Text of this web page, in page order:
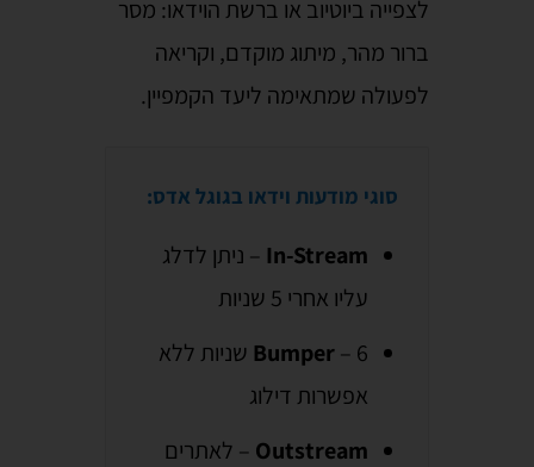
לצפייה ביוטיוב או ברשת הוידאו: מסר
ברור מהר, מיתוג מוקדם, וקריאה
לפעולה שמתאימה ליעד הקמפיין.
סוגי מודעות וידאו בגוגל אדס:
In-Stream – ניתן לדלג
עליו אחרי 5 שניות
Bumper – 6 שניות ללא
אפשרות דילוג
Outstream – לאתרים